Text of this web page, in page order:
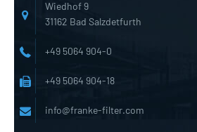
Wiedhof 9
31162 Bad Salzdetfurth
+49 5064 904-0
+49 5064 904-18
info@franke-filter.com